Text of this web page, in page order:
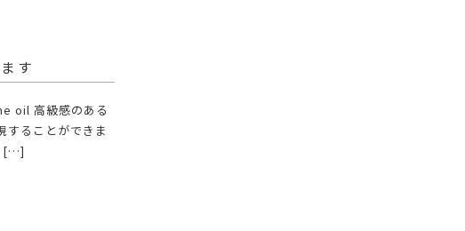
す
oil 高級感のある
することができま
[…]